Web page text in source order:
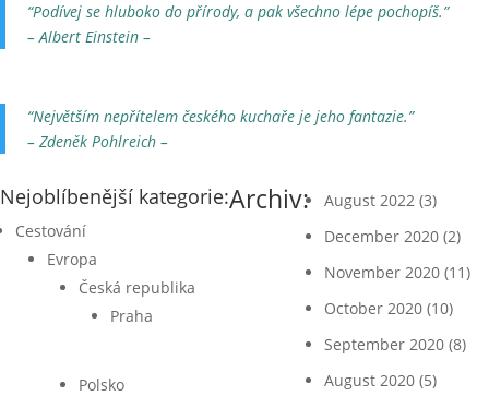
“Podívej se hluboko do přírody, a pak všechno lépe pochopíš.”
– Albert Einstein –
“Největším nepřítelem českého kuchaře je jeho fantazie.”
– Zdeněk Pohlreich –
Nejoblíbenější kategorie:
Cestování
Evropa
Česká republika
Praha
Polsko
Archiv: August 2022 (3)
December 2020 (2)
November 2020 (11)
October 2020 (10)
September 2020 (8)
August 2020 (5)